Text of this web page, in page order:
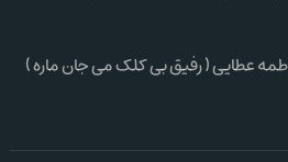
عطایی ( رفیق بی کلک می جان ماره )